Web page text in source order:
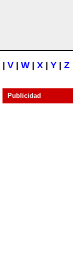
V W X Y Z
Publicidad